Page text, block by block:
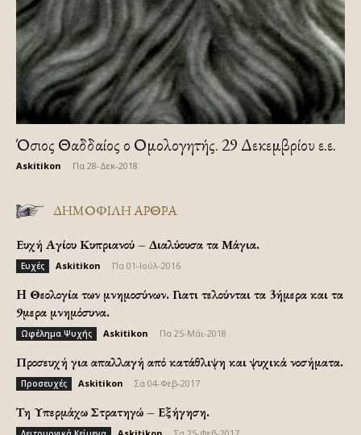
Όσιος Θαδδαίος ο Ομολογητής. 29 Δεκεμβρίου ε.ε.
Askitikon Πα 28-Δεκ-2018
ΔΗΜΟΦΙΛΗ ΑΡΘΡΑ
Ευχή Αγίου Κυπριανού – Διαλύουσα τα Μάγια.
Ευχές Askitikon Πα 01-Ιούλ-2016
H Θεολογία των μνημοσύνων. Γιατι τελούνται τα 3ήμερα και τα
9μερα μνημόσυνα.
Ωφέλημα Ψυχής Askitikon Πα 25-Μάι-2018
Προσευχή για απαλλαγή από κατάθλιψη και ψυχικά νοσήματα.
Προσευχές Askitikon Σα 04-Φεβ-2017
Τη Υπερμάχω Στρατηγώ – Εξήγηση.